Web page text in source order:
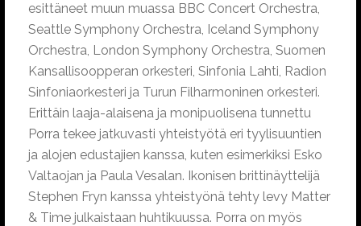
esittäneet muun muassa BBC Concert Orchestra,
Seattle Symphony Orchestra, Iceland Symphony
Orchestra, London Symphony Orchestra, Suomen
Kansallisoopperan orkesteri, Sinfonia Lahti, Radion
Sinfoniaorkesteri ja Turun Filharmoninen orkesteri.
Erittäin laaja-alaisena ja monipuolisena tunnettu
Porra tekee jatkuvasti yhteistyötä eri tyylisuuntien
ja alojen edustajien kanssa, kuten esimerkiksi Esko
Valtaojan ja Paula Vesalan. Ikonisen brittinäyttelijä
Stephen Fryn kanssa yhteistyönä tehty levy Matter
& Time julkaistaan huhtikuussa. Porra on myös